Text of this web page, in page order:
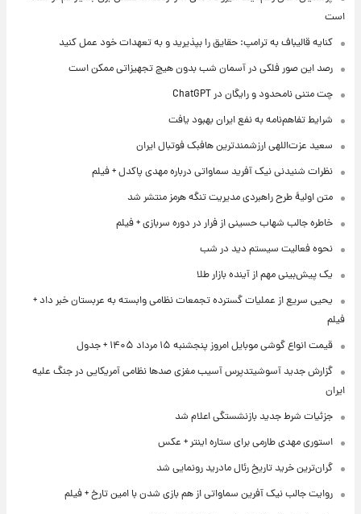
است
کنایه قالیباف به ترامپ: حقایق را بپذیرید و به تعهدات خود عمل کنید
رصد این صور فلکی در آسمان شب بدون هیچ تجهیزاتی ممکن است
چت متنی نامحدود و رایگان در ChatGPT
شرایط تفاهم‌نامه به نفع ایران بهبود یافت
سعید عزت‌اللهی ارزشمندترین هافبک فوتبال ایران
نظرات شنیدنی نیک آفرید سماواتی درباره مهدی پاکدل + فیلم
متن اولیۀ طرح راهبردی مدیریت تنگه هرمز منتشر شد
خاطره جالب شهاب حسینی از فرار در دوره سربازی + فیلم
نحوه فعالیت سیستم دید در شب
یک پیش‌بینی مهم از آینده بازار طلا
یحیی سریع از عملیات گسترده تجمعات نظامی وابسته به عربستان خبر داد +
فیلم
قیمت انواع گوشی موبایل امروز پنجشنبه ۱۵ مرداد ۱۴۰۵ + جدول
گزارش جدید آسوشیتدپرس آسیب مغزی صدها نظامی آمریکایی در جنگ علیه
ایران
جزئیات شرط جدید بازنشستگی اعلام شد
استوری مهدی طارمی برای ستاره اینتر + عکس
گران‌ترین خرید تاریخ رئال مادرید رونمایی شد
روایت جالب نیک آفرین سماواتی از هم بازی شدن با امین تارخ + فیلم